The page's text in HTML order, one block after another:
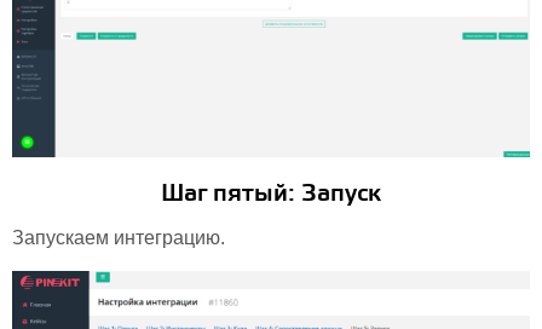
Шаг пятый: Запуск
Запускаем интеграцию.